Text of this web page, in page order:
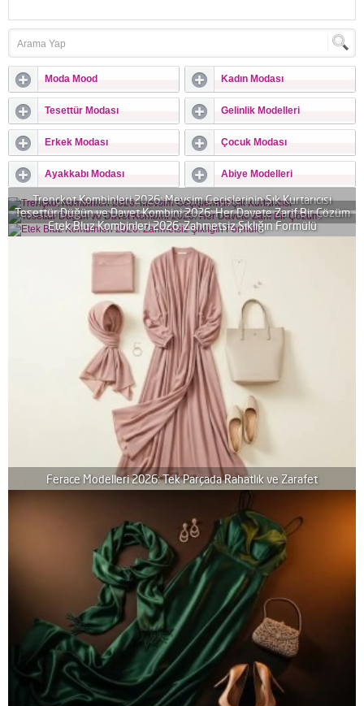
Moda Mood Kadın Modası
Tesettür Modası Gelinlik Modelleri
Erkek Modası Çocuk Modası
Ayakkabı Modası Abiye Modelleri
Trençkot Kombinleri 2026: Mevsim Geçişlerinin Şık Kurtarıcısı
Tesettür Düğün ve Davet Kombini 2026: Her Davete Zarif Bir Çözüm
Etek Bluz Kombinleri 2026: Zahmetsiz Şıklığın Formülü
Ferace Modelleri 2026: Tek Parçada Rahatlık ve Zarafet